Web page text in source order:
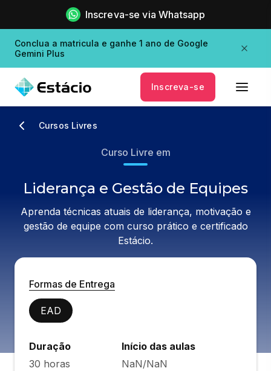
Inscreva-se via Whatsapp
Conclua a matricula e ganhe 1 ano de Google
Gemini Plus
Inscreva-se
Cursos Livres
Curso Livre em
Liderança e Gestão de Equipes
Aprenda técnicas atuais de liderança, motivação e
gestão de equipe com curso prático e certificado
Estácio.
Formas de Entrega
EAD
Duração
30 horas
Início das aulas
NaN/NaN